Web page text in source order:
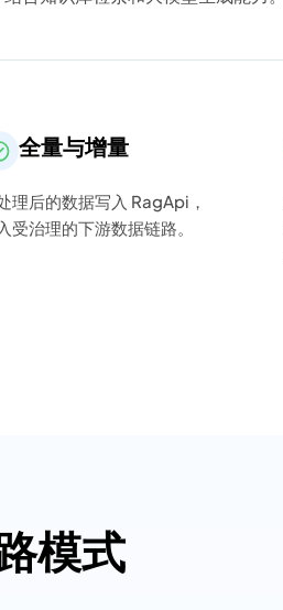
全量与增量
理后的数据写入 RagApi，
受治理的下游数据链路。
模式